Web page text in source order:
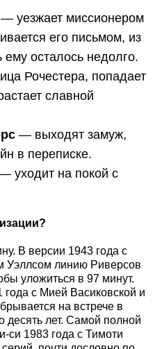
— уезжает миссионером
его письмом, из
ему осталось недолго.
Рочестера, попадает
славной
— выходят замуж,
в переписке.
уходит на покой с
В версии 1943 года с
Уэллсом линию Риверсов
уложиться в 97 минут.
с Мией Васиковской и
на встрече в
десять лет. Самой полной
си 1983 года с Тимоти